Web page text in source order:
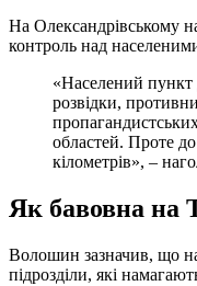
На Олександрівському
контроль над
«Населений пункт
розвідки,
областей. Проте
кілометрів», –
Як бавовна на
Волошин зазначив, що
підрозділи, які